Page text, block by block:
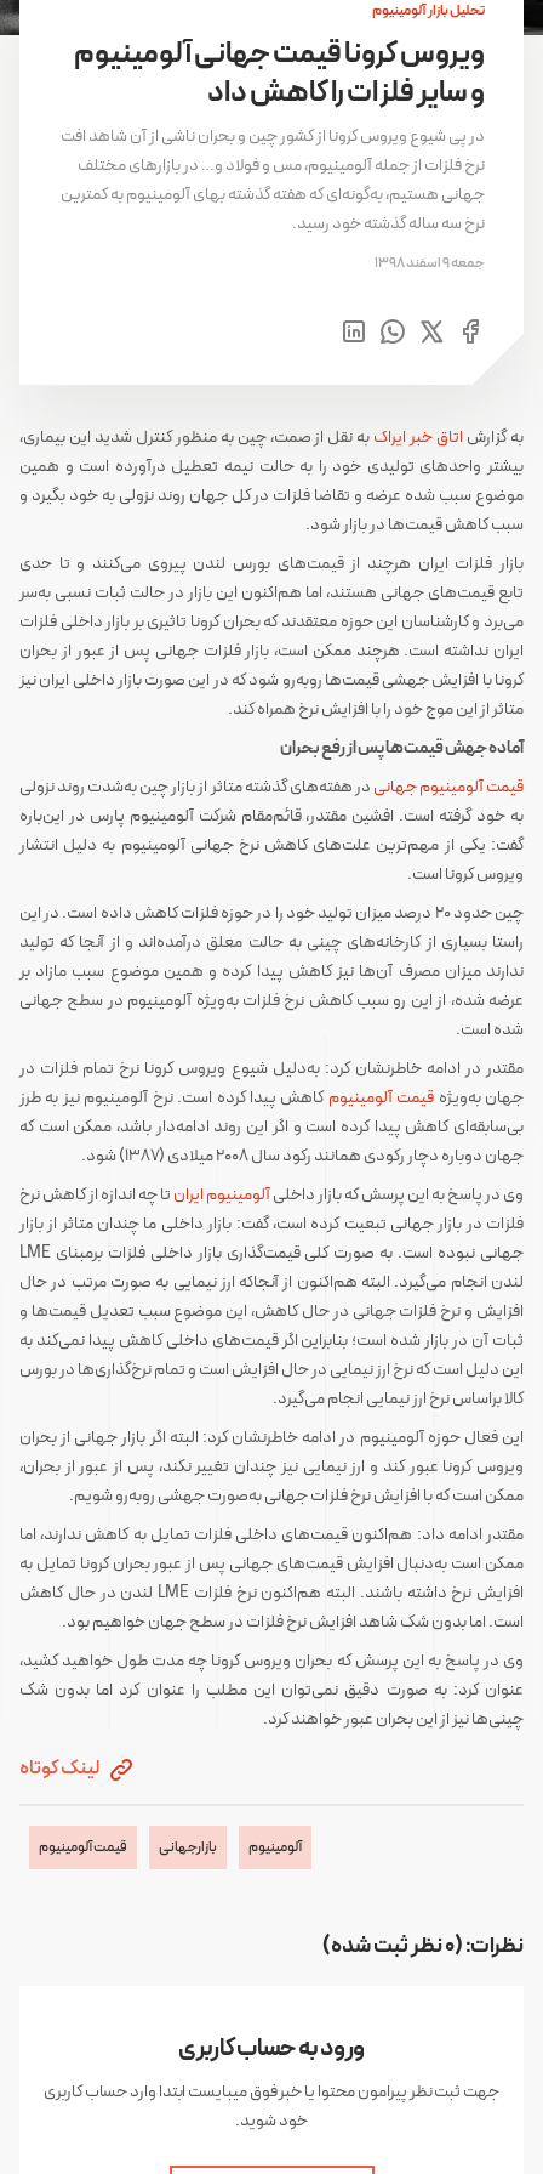
تحلیل بازار آلومینیوم
ویروس کرونا قیمت جهانی آلومینیوم
و سایر فلزات را کاهش داد
در پی شیوع ویروس کرونا از کشور چین و بحران ناشی از آن شاهد افت
نرخ فلزات از جمله آلومینیوم، مس و فولاد و… در بازارهای مختلف
جهانی هستیم، به‌گونه‌ای که هفته گذشته بهای آلومینیوم به کمترین
نرخ سه ساله گذشته خود رسید.
جمعه 9 اسفند 1398
به گزارش اتاق خبر ایراکبه نقل از صمت، چین به منظور کنترل شدید این بیماری،
بیشتر واحدهای تولیدی خود را به حالت نیمه‌ تعطیل درآورده است و همین
موضوع سبب شده عرضه و تقاضا فلزات در کل جهان روند نزولی به خود بگیرد و
سبب کاهش قیمت‌ها در بازار شود.
بازار فلزات ایران هرچند از قیمت‌های بورس لندن پیروی می‌کنند و تا حدی
تابع قیمت‌های جهانی هستند، اما هم‌اکنون این بازار در حالت ثبات نسبی به‌سر
می‌برد و کارشناسان این حوزه معتقدند که بحران کرونا تاثیری بر بازار داخلی فلزات
ایران نداشته است. هرچند ممکن است، بازار فلزات جهانی پس از عبور از بحران
کرونا با افزایش جهشی قیمت‌ها روبه‌رو شود که در این صورت بازار داخلی ایران نیز
متاثر از این موج خود را با افزایش نرخ همراه کند.
آماده جهش قیمت‌ها پس از رفع بحران
قیمت آلومینیوم جهانیدر هفته‌های گذشته متاثر از بازار چین به‌شدت روند نزولی
به خود گرفته است. افشین مقتدر، قائم‌مقام شرکت آلومینیوم پارس در این‌باره
گفت: یکی از مهم‌ترین علت‌های کاهش نرخ جهانی آلومینیوم به دلیل انتشار
ویروس کرونا است.
چین حدود ۲۰ درصد میزان تولید خود را در حوزه فلزات کاهش داده است. در این
راستا بسیاری از کارخانه‌های چینی به حالت معلق درآمده‌اند و از آنجا که تولید
ندارند میزان مصرف آن‌ها نیز کاهش پیدا کرده و همین موضوع سبب مازاد بر
عرضه شده، از این رو سبب کاهش نرخ فلزات به‌ویژه آلومینیوم در سطح جهانی
شده است.
مقتدر در ادامه خاطرنشان کرد: به‌دلیل شیوع ویروس کرونا نرخ تمام فلزات در
جهان به‌ویژه قیمت آلومینیومکاهش پیدا کرده است. نرخ آلومینیوم نیز به طرز
بی‌سابقه‌ای کاهش پیدا کرده است و اگر این روند ادامه‌دار باشد، ممکن است که
جهان دوباره دچار رکودی همانند رکود سال ۲۰۰۸ میلادی (۱۳۸۷) شود.
وی در پاسخ به این پرسش که بازار داخلیآلومینیوم ایرانتا چه اندازه از کاهش نرخ
فلزات در بازار جهانی تبعیت کرده است، گفت: بازار داخلی ما چندان متاثر از بازار
جهانی نبوده است. به صورت کلی قیمت‌گذاری بازار داخلی فلزات برمبنای LME
لندن انجام می‌گیرد. البته هم‌اکنون از آنجاکه ارز نیمایی به صورت مرتب در حال
افزایش و نرخ فلزات جهانی در حال کاهش، این موضوع سبب تعدیل قیمت‌ها و
ثبات آن در بازار شده است؛ بنابراین اگر قیمت‌های داخلی کاهش پیدا نمی‌کند به
این دلیل است که نرخ ارز نیمایی در حال افزایش است و تمام نرخ‌گذاری‌ها در بورس
کالا براساس نرخ ارز نیمایی انجام می‌گیرد.
این فعال حوزه آلومینیوم در ادامه خاطرنشان کرد: البته اگر بازار جهانی از بحران
ویروس کرونا عبور کند و ارز نیمایی نیز چندان تغییر نکند، پس از عبور از بحران،
ممکن است که با افزایش نرخ فلزات جهانی به‌صورت جهشی روبه‌رو شویم.
مقتدر ادامه داد: هم‌اکنون قیمت‌های داخلی فلزات تمایل به کاهش ندارند، اما
ممکن است به‌دنبال افزایش قیمت‌های جهانی پس از عبور بحران کرونا تمایل به
افزایش نرخ داشته باشند. البته هم‌اکنون نرخ فلزات LME لندن در حال کاهش
است. اما بدون شک شاهد افزایش نرخ فلزات در سطح جهان خواهیم بود.
وی در پاسخ به این پرسش که بحران ویروس کرونا چه مدت طول خواهید کشید،
عنوان کرد: به صورت دقیق نمی‌توان این مطلب را عنوان کرد اما بدون شک
چینی‌ها نیز از این بحران عبور خواهند کرد.
لینک کوتاه
آلومینیوم بازارجهانی قیمت آلومینیوم
نظرات: (0 نظر ثبت شده)
ورود به حساب کاربری
جهت ثبت نظر پیرامون محتوا یا خبر فوق میبایست ابتدا وارد حساب کاربری
خود شوید.